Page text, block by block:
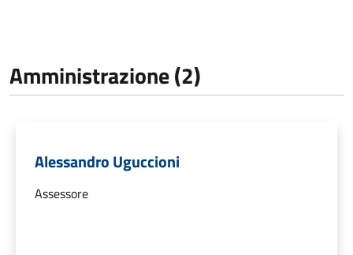
Amministrazione (2)
Alessandro Uguccioni
Assessore